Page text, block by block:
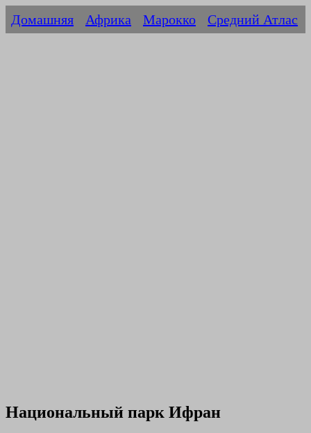
Домашняя Африка Марокко Средний Атлас
Национальный парк Ифран